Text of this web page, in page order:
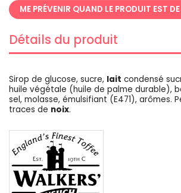
ME PRÉVENIR QUAND LE PRODUIT EST
Détails du produit
Sirop de glucose, sucre, lait condensé
huile végétale (huile de palme durable),
sel, molasse, émulsifiant (E471), arômes.
traces de noix.